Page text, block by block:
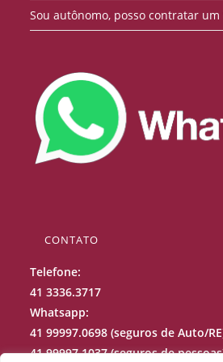
Sou autônomo, posso contratar um
CONTATO
Telefone:
41 3336.3717
Whatsapp:
41 99997.0698 (seguros de Auto/
41 99997.1037 (seguros de